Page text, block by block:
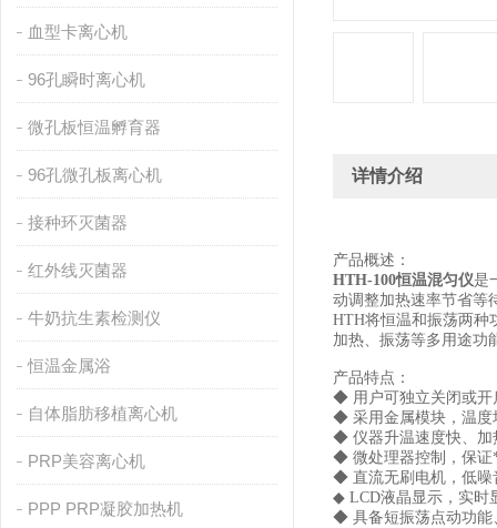
血型卡离心机
96孔瞬时离心机
微孔板恒温孵育器
96孔微孔板离心机
接种环灭菌器
红外线灭菌器
牛奶抗生素检测仪
恒温金属浴
自体脂肪移植离心机
PRP美容离心机
PPP PRP凝胶加热机
详情介绍
产品概述：
HTH-100恒温混匀仪是
动调整加热速率节省等
HTH将恒温和振荡两种
加热、振荡等多用途功
产品特点：
◆ 用户可独立关闭或开
◆ 采用金属模块，温度
◆ 仪器升温速度快、加
◆ 微处理器控制，保证
◆ 直流无刷电机，低噪
◆ LCD液晶显示，实时
◆ 具备短振荡点动功能